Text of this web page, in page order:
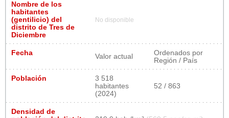
Nombre de los
habitantes
(gentilicio) del
distrito de Tres de
Diciembre
No disponible
Fecha Valor actual
Ordenados por
Región / País
Población
3 518
habitantes
(2024)
52 / 863
Densidad de